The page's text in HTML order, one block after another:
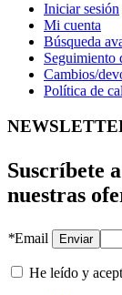
Iniciar sesión
Mi cuenta
Búsqueda
Seguimiento
Cambios/
Política de
Suscríbete
nuestras
*Email Enviar
He leído y